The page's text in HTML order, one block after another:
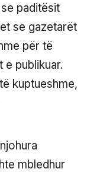
paditësit
se gazetarët
për të
e publikuar.
kuptueshme,
mbledhur